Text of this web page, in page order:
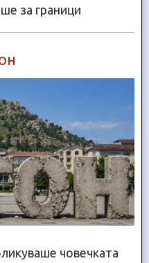
за граници
човечката